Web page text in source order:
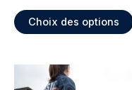
Choix des options